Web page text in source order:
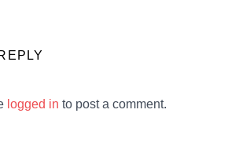
logged in to post a comment.